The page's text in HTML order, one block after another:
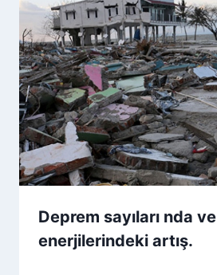
Deprem sayıları nda ve
enerjilerindeki artış.